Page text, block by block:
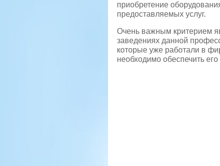
приобретение
предоставляемых услуг.
Очень важным критерием
заведениях данной
которые уже работали в
необходимо обеспечить